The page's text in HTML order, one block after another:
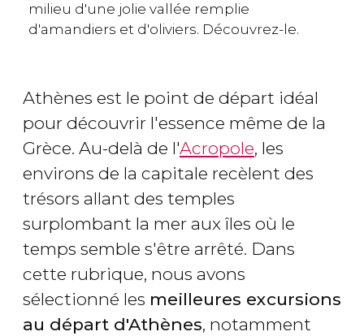
milieu d'une jolie vallée remplie
d'amandiers et d'oliviers. Découvrez-le.
Athènes est le point de départ idéal
pour découvrir l'essence même de la
Grèce. Au-delà de l'Acropole, les
environs de la capitale recèlent des
trésors allant des temples
surplombant la mer aux îles où le
temps semble s'être arrêté. Dans
cette rubrique, nous avons
sélectionné les meilleures excursions
au départ d'Athènes, notamment